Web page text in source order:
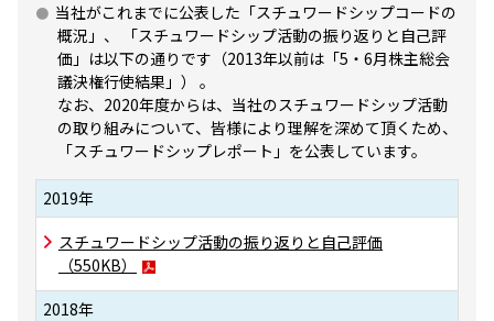
当社がこれまでに公表した「スチュワードシップコードの
概況」、 「スチュワードシップ活動の振り返りと自己評
価」は以下の通りです（2013年以前は「5・6月株主総会
議決権行使結果」） 。
なお、2020年度からは、当社のスチュワードシップ活動
の取り組みについて、皆様により理解を深めて頂くため、
「スチュワードシップレポート」を公表しています。
2019年
スチュワードシップ活動の振り返りと自己評価
（550KB）
2018年